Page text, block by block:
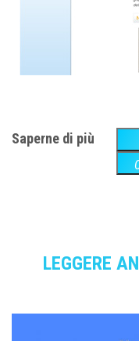
Saperne di più
LEGGERE